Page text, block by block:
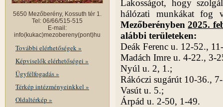
5650 Mezőberény, Kossuth tér 1.
Tel: 06/66/515-515
E-mail:
info(kukac)mezobereny(pont)hu
További elérhetőségek »
Képviselők elérhetőségei »
Ügyfélfogadás »
Térkép intézményeinkkel »
Oldaltérkép »
Lakosságot, hogy
hálózati munkákat
Mezőberényben2025.
alábbi területeken:
Deák Ferenc u. 12-52.,
Madách Imre u. 4-22., 3-
Nyúl u. 2, 1.;
Rákóczi sugárút 10-36.,
Vasút u. 5.;
Árpád u. 2-50, 1-49.